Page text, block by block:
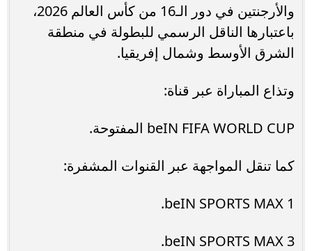
والأرجنتين في دور الـ16 من كأس العالم 2026،
باعتبارها الناقل الرسمي للبطولة في منطقة
الشرق الأوسط وشمال إفريقيا.
وتذاع المباراة عبر قناة:
beIN FIFA WORLD CUP المفتوحة.
كما تنقل المواجهة عبر القنوات المشفرة:
beIN SPORTS MAX 1.
beIN SPORTS MAX 3.